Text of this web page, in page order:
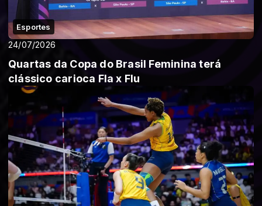
Esportes
24/07/2026
Quartas da Copa do Brasil Feminina terá
clássico carioca Fla x Flu